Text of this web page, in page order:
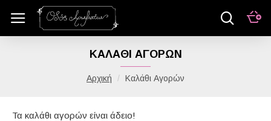
Καλάθι Αγορών
ΚΑΛΆΘΙ ΑΓΟΡΏΝ
Τα καλάθι αγορών είναι άδειο!